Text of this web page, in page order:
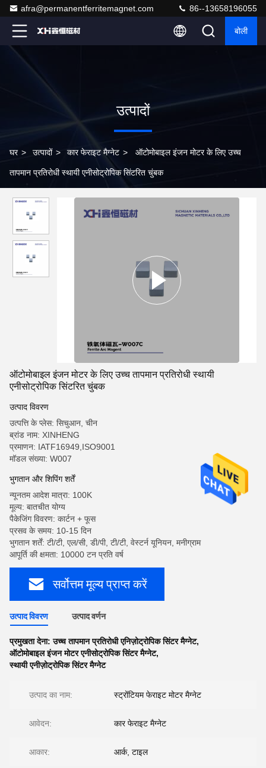
afra@permanentferritemagnet.com 86--13658196055
बोली
उत्पादों
घर > उत्पादों > कार फेराइट मैग्नेट > ऑटोमोबाइल इंजन मोटर के लिए उच्च
तापमान प्रतिरोधी स्थायी एनीसोट्रोपिक सिंटरित चुंबक
ऑटोमोबाइल इंजन मोटर के लिए उच्च तापमान प्रतिरोधी स्थायी
एनीसोट्रोपिक सिंटरित चुंबक
उत्पाद विवरण
उत्पत्ति के प्लेस: सिचुआन, चीन
ब्रांड नाम: XINHENG
प्रमाणन: IATF16949,ISO9001
मॉडल संख्या: W007
भुगतान और शिपिंग शर्तें
न्यूनतम आदेश मात्रा: 100K
मूल्य: बातचीत योग्य
पैकेजिंग विवरण: कार्टन + फूस
प्रसव के समय: 10-15 दिन
भुगतान शर्तें: टी/टी, एल/सी, डी/पी, टी/टी, वेस्टर्न यूनियन, मनीग्राम
आपूर्ति की क्षमता: 10000 टन प्रति वर्ष
सर्वोत्तम मूल्य प्राप्त करें
उत्पाद विवरण उत्पाद वर्णन
प्रमुखता देना:उच्च तापमान प्रतिरोधी एनिज़ोट्रोपिक सिंटर मैग्नेट,
ऑटोमोबाइल इंजन मोटर एनीसोट्रोपिक सिंटर मैग्नेट,
स्थायी एनीज़ोट्रोपिक सिंटर मैग्नेट
उत्पाद का नाम: स्ट्रोंटियम फेराइट मोटर मैग्नेट
आवेदन: कार फेराइट मैग्नेट
आकार: आर्क, टाइल